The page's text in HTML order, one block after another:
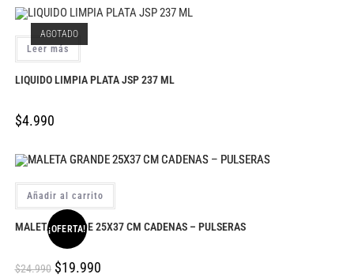
AGOTADO
Leer más
LIQUIDO LIMPIA PLATA JSP 237 ML
$4.990
¡OFERTA!
Añadir al carrito
MALETA GRANDE 25X37 CM CADENAS – PULSERAS
$24.990 $19.990